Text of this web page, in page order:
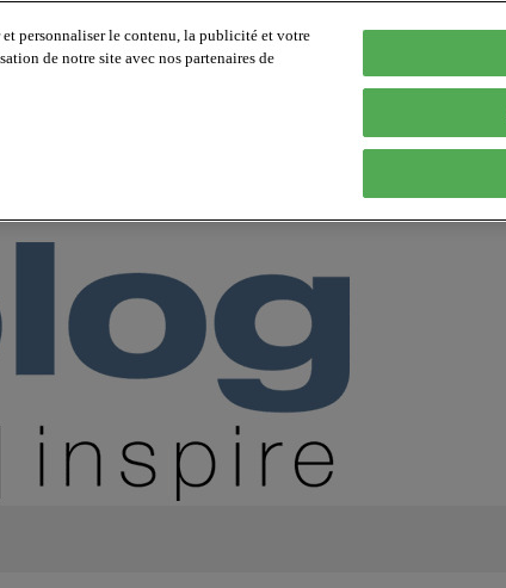
personnaliser le contenu, la publicité et votre
de notre site avec nos partenaires de